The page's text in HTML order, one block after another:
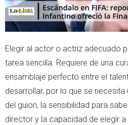
Elegir al actor o actriz adecuado
tarea sencilla. Requiere de una
ensamblaje perfecto entre el
desarrollar, por lo que se
del guion, la sensibilidad para
director y la capacidad de elegir